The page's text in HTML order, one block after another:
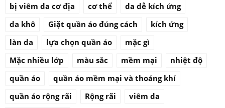
bị viêm da cơ địa cơ thể
da dễ kích ứng
da khô
Giặt quần áo đúng cách
kích ứng
làn da
lựa chọn quần áo
mặc gì
Mặc nhiều lớp
màu sắc mềm mại
nhiệt độ
quần áo
quần áo mềm mại và thoáng khí
quần áo rộng rãi
Rộng rãi
viêm da